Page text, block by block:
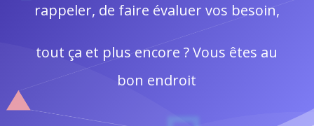
rappeler, de faire évaluer vos besoin,
tout ça et plus encore ? Vous êtes au
bon endroit